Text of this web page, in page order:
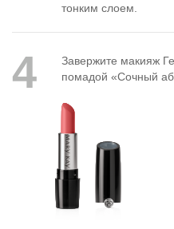
тонким слоем.
4
Завержите макияж
помадой «Сочный